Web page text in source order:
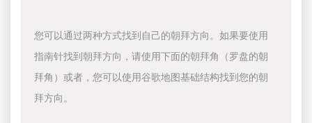
您可以通过两种方式找到自己的朝拜方向。如果要使用
指南针找到朝拜方向，请使用下面的朝拜角（罗盘的朝
拜角）或者，您可以使用谷歌地图基础结构找到您的朝
拜方向。